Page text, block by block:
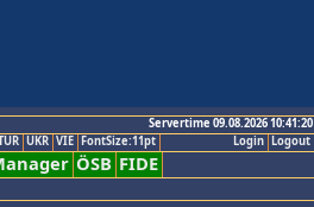
Servertime 09.08.2026 10:41:20
Logout
Login
UKR VIE FontSize:11pt
ÖSB FIDE